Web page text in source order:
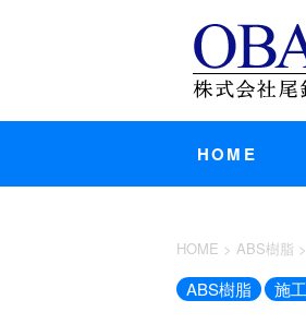
HOME
HOME > ABS樹脂 >
ABS樹脂 施